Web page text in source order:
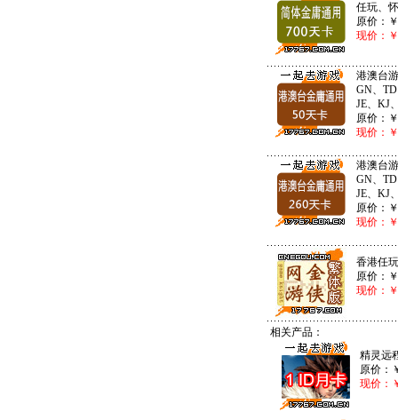
任玩、
原价：￥
现价：￥
港澳台
GN、
JE、KJ
原价：￥
现价：￥
港澳台
GN、
JE、KJ
原价：￥
现价：￥
香港任
原价：￥
现价：￥
相关产品：
精灵远
原价：
现价：